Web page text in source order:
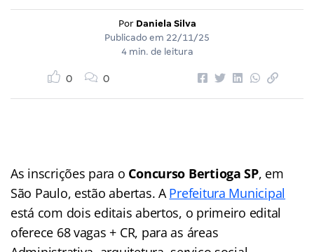
Por Daniela Silva
Publicado em 22/11/25
4 min. de leitura
0 0
As inscrições para o Concurso Bertioga SP, em
São Paulo, estão abertas. APrefeitura Municipal
está com dois editais abertos, o primeiro edital
oferece 68 vagas + CR, para as áreas